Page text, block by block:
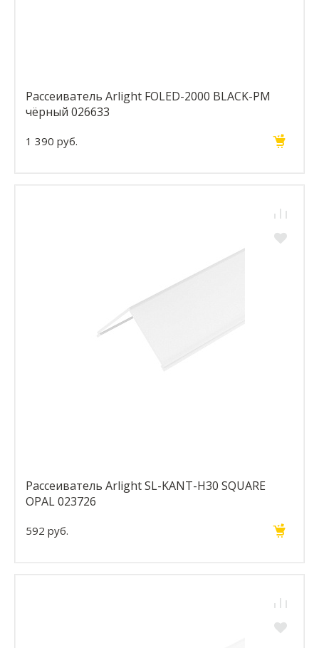
Рассеиватель Arlight FOLED-2000 BLACK-PM
чёрный 026633
1 390 руб.
Рассеиватель Arlight SL-KANT-H30 SQUARE
OPAL 023726
592 руб.